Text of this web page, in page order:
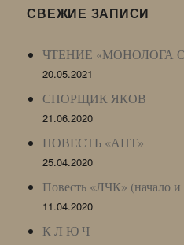
LJ
СВЕЖИЕ ЗАПИСИ
ЧТЕНИЕ «МОНОЛОГА
20.05.2021
СПОРЩИК ЯКОВ
21.06.2020
ПОВЕСТЬ «АНТ»
25.04.2020
Повесть «ЛЧК» (начало и
11.04.2020
К Л Ю Ч